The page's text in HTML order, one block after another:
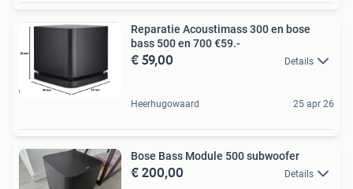
Reparatie Acoustimass 300 en bose
bass 500 en 700 €59.-
€ 59,00 Details
Heerhugowaard 25 apr 26
Bose Bass Module 500 subwoofer
€ 200,00 Details